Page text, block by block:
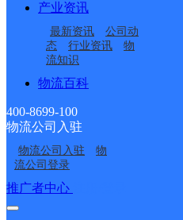
产业资讯
最新资讯
公司动
态
行业资讯
物
流知识
物流百科
400-8699-100
物流公司入驻
物流公司入驻
物
流公司登录
推广者中心
街服务部
安徽主城公司芜湖东方
龙城服务部
芜湖湾沚区三只松鼠驻
点营业部
UH镜湖市区
中国邮政集团有限公司
芜湖市荆山邮政所
丁小雪
芜湖镜湖九部
接口API